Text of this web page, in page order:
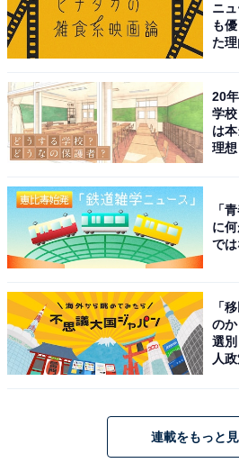
原鶴温泉 ほどあいの宿 六峰舘（画像：「原
式Webサイトより）
「原鶴温泉 ほどあいの宿 六峰舘
佇む、心地よい「ほどあい」を
の特徴は、美肌効果があるとさ
きる「W美肌の湯」。「展望庭園
石や、趣の異なる露天風呂付客室
ニ
も
た
20
学
は
理
「
に
では
「
の
選
人
連載をもっと